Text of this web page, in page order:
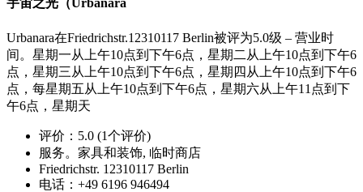
宇宙之光（Urbanara
Urbanara在Friedrichstr.12310117 Berlin被评为5.0级 – 营业时
间。星期一从上午10点到下午6点，星期二从上午10点到下午6
点，星期三从上午10点到下午6点，星期四从上午10点到下午6
点，每星期五从上午10点到下午6点，星期六从上午11点到下
午6点，星期天
评价：5.0 (1个评价)
服务。家具和装饰, 临时商店
Friedrichstr. 12310117 Berlin
电话：+49 6196 946494